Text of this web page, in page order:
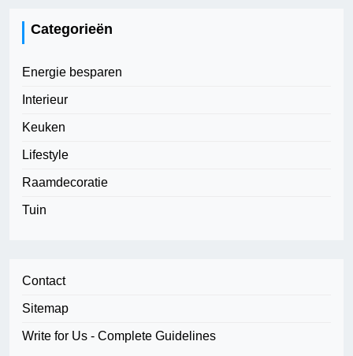
Categorieën
Energie besparen
Interieur
Keuken
Lifestyle
Raamdecoratie
Tuin
Contact
Sitemap
Write for Us - Complete Guidelines